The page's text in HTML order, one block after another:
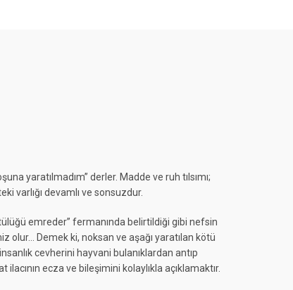
yaratılmadım” derler. Madde ve ruh tılsımı;
varlığı devamlı ve sonsuzdur.
emreder” fermanında belirtildiği gibi nefsin
olur… Demek ki, noksan ve aşağı yaratılan kötü
cevherini hayvani bulanıklardan antıp
ecza ve bileşimini kolaylıkla açıklamaktır.